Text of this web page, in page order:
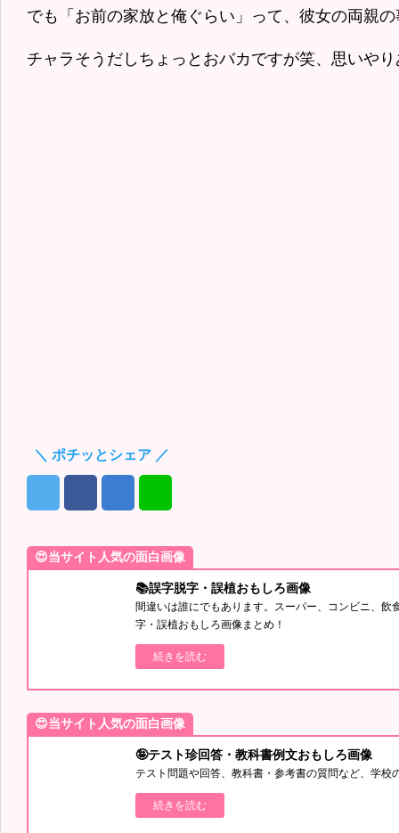
でも「お前の家放と俺ぐらい」って、彼女の両親
チャラそうだしちょっとおバカですが笑、思いや
＼ ポチッとシェア ／
😍当サイト人気の面白画像
📚誤字脱字・誤植おもしろ画像
間違いは誰にでもあります。スーパー、コンビニ、
字・誤植おもしろ画像まとめ！
続きを読む
😍当サイト人気の面白画像
🤪テスト珍回答・教科書例文おもしろ画像
テスト問題や回答、教科書・参考書の質問など、学校
続きを読む